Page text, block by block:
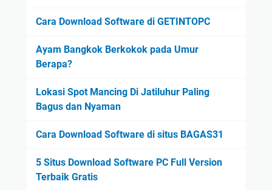
Cara Download Software di GETINTOPC
Ayam Bangkok Berkokok pada Umur
Berapa?
Lokasi Spot Mancing Di Jatiluhur Paling
Bagus dan Nyaman
Cara Download Software di situs BAGAS31
5 Situs Download Software PC Full Version
Terbaik Gratis